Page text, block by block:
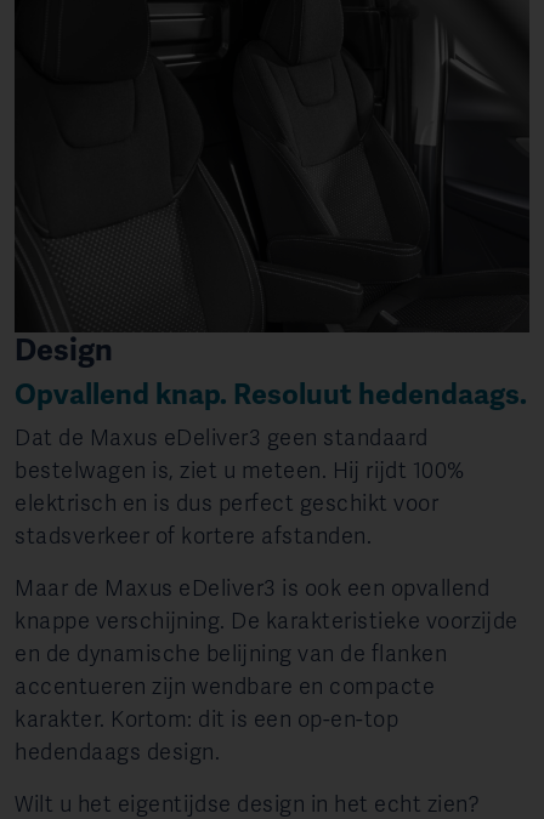
Design
Opvallend knap. Resoluut hedendaags.
Dat de Maxus eDeliver3 geen standaard
bestelwagen is, ziet u meteen. Hij rijdt 100%
elektrisch en is dus perfect geschikt voor
stadsverkeer of kortere afstanden.
Maar de Maxus eDeliver3 is ook een opvallend
knappe verschijning. De karakteristieke voorzijde
en de dynamische belijning van de flanken
accentueren zijn wendbare en compacte
karakter. Kortom: dit is een op-en-top
hedendaags design.
Wilt u het eigentijdse design in het echt zien?